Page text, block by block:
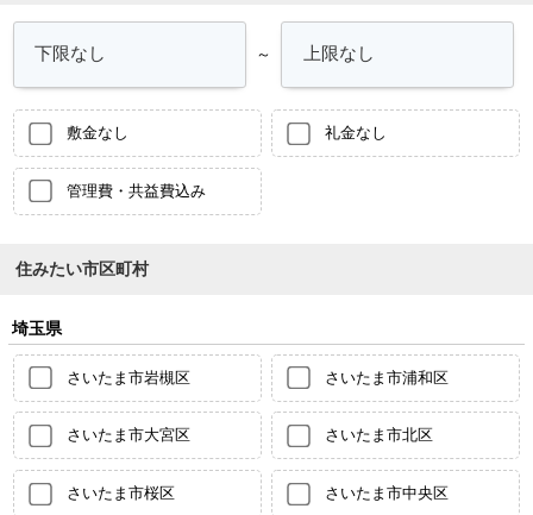
～
敷金なし 礼金なし
管理費・共益費込み
住みたい市区町村
埼玉県
さいたま市岩槻区 さいたま市浦和区
さいたま市大宮区 さいたま市北区
さいたま市桜区 さいたま市中央区